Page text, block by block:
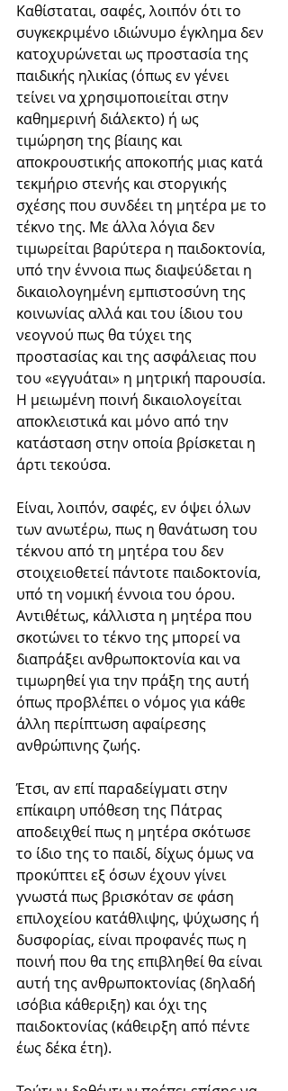
Καθίσταται, σαφές, λοιπόν ότι το
συγκεκριμένο ιδιώνυμο έγκλημα δεν
κατοχυρώνεται ως προστασία της
παιδικής ηλικίας (όπως εν γένει
τείνει να χρησιμοποιείται στην
καθημερινή διάλεκτο) ή ως
τιμώρηση της βίαιης και
αποκρουστικής αποκοπής μιας κατά
τεκμήριο στενής και στοργικής
σχέσης που συνδέει τη μητέρα με το
τέκνο της. Με άλλα λόγια δεν
τιμωρείται βαρύτερα η παιδοκτονία,
υπό την έννοια πως διαψεύδεται η
δικαιολογημένη εμπιστοσύνη της
κοινωνίας αλλά και του ίδιου του
νεογνού πως θα τύχει της
προστασίας και της ασφάλειας που
του «εγγυάται» η μητρική παρουσία.
Η μειωμένη ποινή δικαιολογείται
αποκλειστικά και μόνο από την
κατάσταση στην οποία βρίσκεται η
άρτι τεκούσα.
Είναι, λοιπόν, σαφές, εν όψει όλων
των ανωτέρω, πως η θανάτωση του
τέκνου από τη μητέρα του δεν
στοιχειοθετεί πάντοτε παιδοκτονία,
υπό τη νομική έννοια του όρου.
Αντιθέτως, κάλλιστα η μητέρα που
σκοτώνει το τέκνο της μπορεί να
διαπράξει ανθρωποκτονία και να
τιμωρηθεί για την πράξη της αυτή
όπως προβλέπει ο νόμος για κάθε
άλλη περίπτωση αφαίρεσης
ανθρώπινης ζωής.
Έτσι, αν επί παραδείγματι στην
επίκαιρη υπόθεση της Πάτρας
αποδειχθεί πως η μητέρα σκότωσε
το ίδιο της το παιδί, δίχως όμως να
προκύπτει εξ όσων έχουν γίνει
γνωστά πως βρισκόταν σε φάση
επιλοχείου κατάθλιψης, ψύχωσης ή
δυσφορίας, είναι προφανές πως η
ποινή που θα της επιβληθεί θα είναι
αυτή της ανθρωποκτονίας (δηλαδή
ισόβια κάθεριξη) και όχι της
παιδοκτονίας (κάθειρξη από πέντε
έως δέκα έτη).